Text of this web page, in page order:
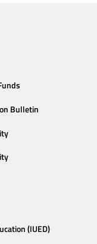
Bulletin
(IUED)